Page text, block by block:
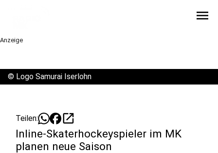
menu
Anzeige
© Logo Samurai Iserlohn
Teilen: open_in_new
Inline-Skaterhockeyspieler im MK
planen neue Saison